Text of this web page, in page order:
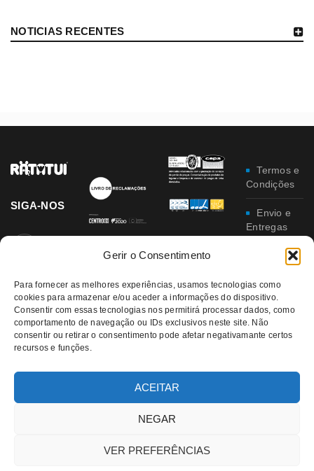
Gerir o Consentimento
Para fornecer as melhores experiências, usamos tecnologias como
cookies para armazenar e/ou aceder a informações do dispositivo.
Consentir com essas tecnologias nos permitirá processar dados, como
comportamento de navegação ou IDs exclusivos neste site. Não
consentir ou retirar o consentimento pode afetar negativamante certos
recursos e funções.
ACEITAR
NEGAR
VER PREFERÊNCIAS
NOTICIAS RECENTES
SIGA-NOS
Termos e
Condições
Envio e
Entregas
Trocas e
Política
de
Privacidade